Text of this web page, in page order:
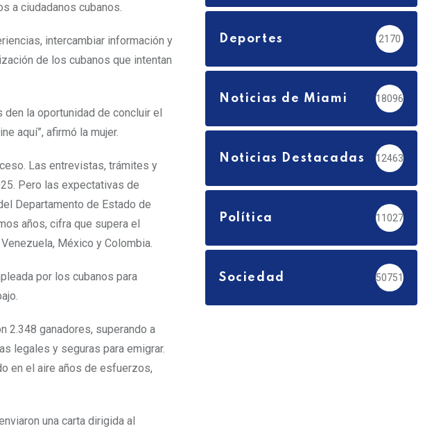
a ciudadanos cubanos.
intercambiar información y
de los cubanos que intentan
la oportunidad de concluir el
aquí”, afirmó la mujer.
Las entrevistas, trámites y
Pero las expectativas de
Departamento de Estado de
años, cifra que supera el
México y Colombia.
por los cubanos para
2.348 ganadores, superando a
legales y seguras para emigrar.
en el aire años de esfuerzos,
una carta dirigida al
Deportes 2170
Noticias de Miami 18096
Noticias Destacadas 12463
Política 11027
Sociedad 50751